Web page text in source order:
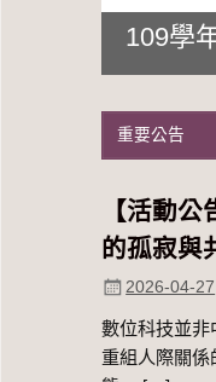
109學
重要公告
【活動
的孤寂與
2026-04-27
數位科技並非
重組人際關係